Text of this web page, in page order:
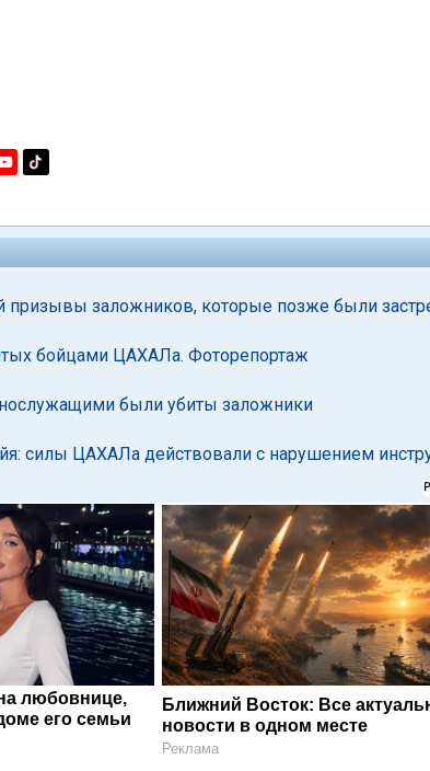
призывы заложников, которые позже были
бойцами ЦАХАЛа. Фоторепортаж
были убиты заложники
силы ЦАХАЛа действовали с нарушением
любовнице,
его семьи
Ближний Восток: Все
новости в одном месте
Реклама